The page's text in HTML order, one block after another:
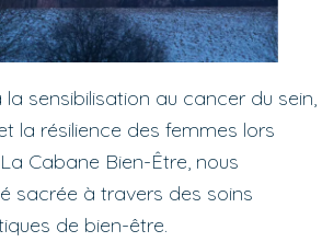
sensibilisation au cancer du sein,
la résilience des femmes lors
Cabane Bien-Être, nous
sacrée à travers des soins
de bien-être.